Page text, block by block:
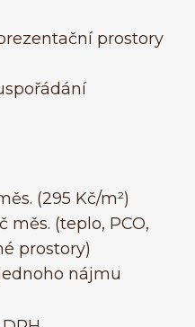
prostory
(295 Kč/m²)
měs. (teplo, PCO,
prostory)
nájmu